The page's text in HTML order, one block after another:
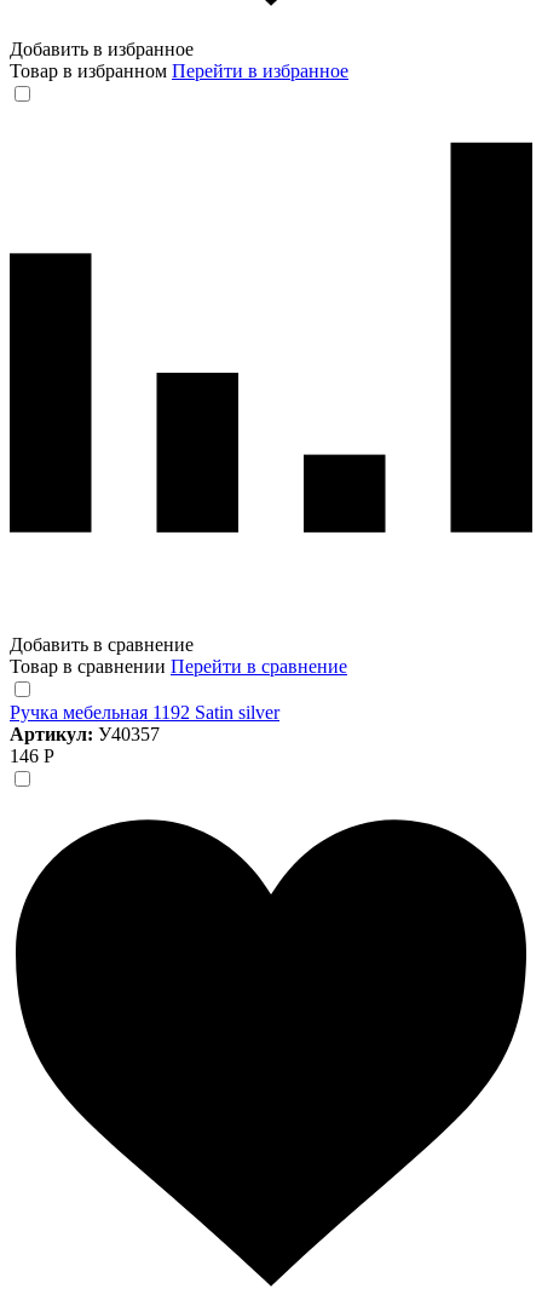
Добавить в избранное
Товар в избранном Перейти в избранное
Добавить в сравнение
Товар в сравнении Перейти в сравнение
Ручка мебельная 1192 Satin silver
Артикул: У40357
146 Р